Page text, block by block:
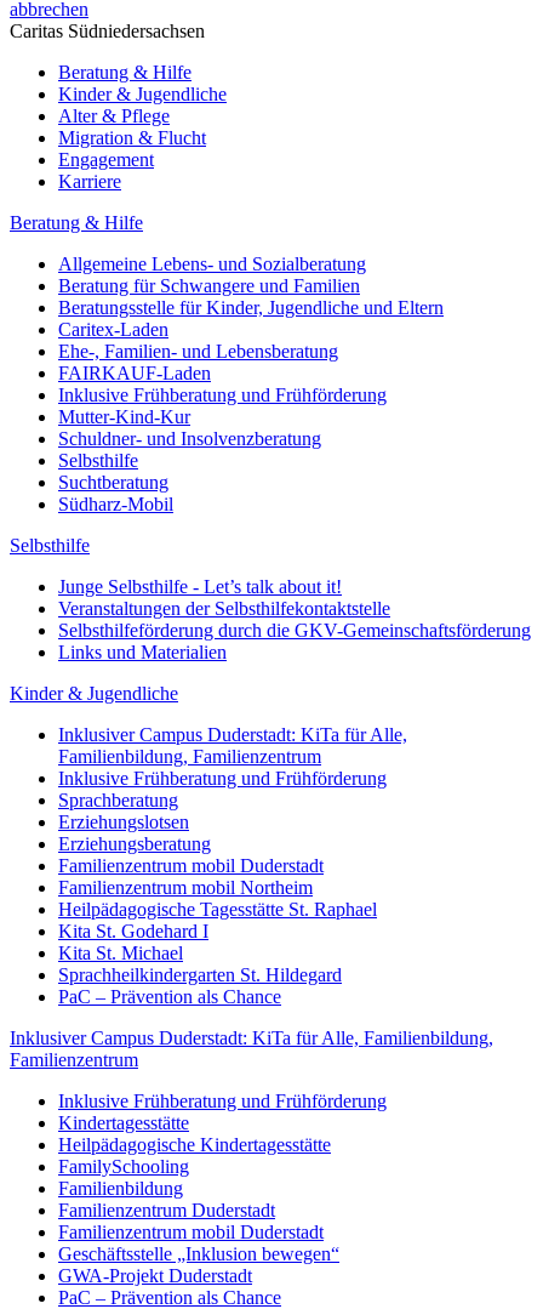
abbrechen
Caritas Südniedersachsen
Beratung & Hilfe
Kinder & Jugendliche
Alter & Pflege
Migration & Flucht
Engagement
Karriere
Beratung & Hilfe
Allgemeine Lebens- und Sozialberatung
Beratung für Schwangere und Familien
Beratungsstelle für Kinder, Jugendliche und Eltern
Caritex-Laden
Ehe-, Familien- und Lebensberatung
FAIRKAUF-Laden
Inklusive Frühberatung und Frühförderung
Mutter-Kind-Kur
Schuldner- und Insolvenzberatung
Selbsthilfe
Suchtberatung
Südharz-Mobil
Selbsthilfe
Junge Selbsthilfe - Let’s talk about it!
Veranstaltungen der Selbsthilfekontaktstelle
Selbsthilfeförderung durch die GKV-Gemeinschaftsförderung
Links und Materialien
Kinder & Jugendliche
Inklusiver Campus Duderstadt: KiTa für Alle,
Familienbildung, Familienzentrum
Inklusive Frühberatung und Frühförderung
Sprachberatung
Erziehungslotsen
Erziehungsberatung
Familienzentrum mobil Duderstadt
Familienzentrum mobil Northeim
Heilpädagogische Tagesstätte St. Raphael
Kita St. Godehard I
Kita St. Michael
Sprachheilkindergarten St. Hildegard
PaC – Prävention als Chance
Inklusiver Campus Duderstadt: KiTa für Alle, Familienbildung,
Familienzentrum
Inklusive Frühberatung und Frühförderung
Kindertagesstätte
Heilpädagogische Kindertagesstätte
FamilySchooling
Familienbildung
Familienzentrum Duderstadt
Familienzentrum mobil Duderstadt
Geschäftsstelle „Inklusion bewegen“
GWA-Projekt Duderstadt
PaC – Prävention als Chance